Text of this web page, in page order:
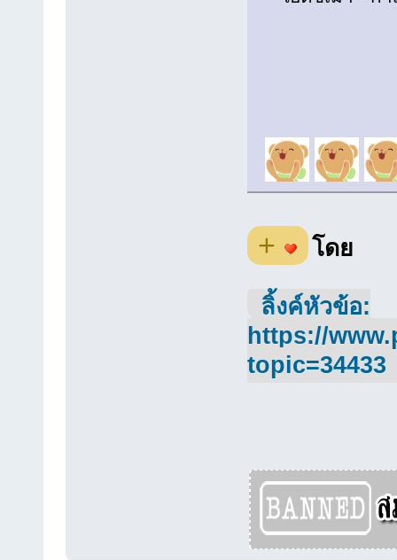
+ โดย
ลิ้งค์หัวข้อ:
https://
topic=34433